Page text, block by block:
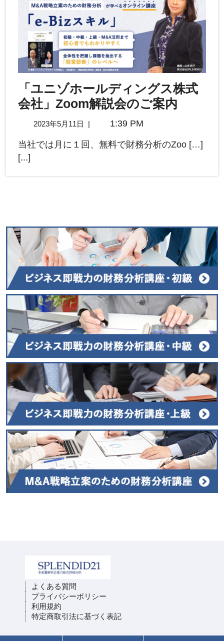
「ユニゾホールディングス株式
会社」Zoom解説会のご案内
2023年5月11日 | 1:39 PM
当社では月に１回、無料で財務分析のZoo […]
[...]
よくある質問
プライバシーポリシー
利用規約
特定商取引法に基づく表記